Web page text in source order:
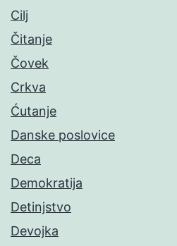
Cilj
Čitanje
Čovek
Crkva
Ćutanje
Danske poslovice
Deca
Demokratija
Detinjstvo
Devojka